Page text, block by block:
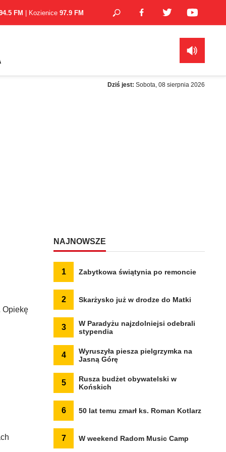
FM | Kozienice 97.9 FM
Dziś jest: Sobota, 08 sierpnia 2026
Opiekę
NAJNOWSZE
1 Zabytkowa świątynia po remoncie
2 Skarżysko już w drodze do Matki
3
W Paradyżu najzdolniejsi odebrali
stypendia
4
Wyruszyła piesza pielgrzymka na
Jasną Górę
5
Rusza budżet obywatelski w
Końskich
6 50 lat temu zmarł ks. Roman Kotlarz
7 W weekend Radom Music Camp